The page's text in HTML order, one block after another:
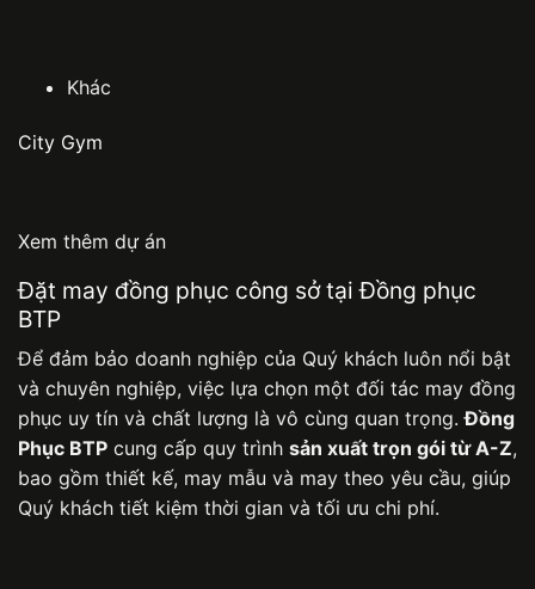
Khác
City Gym
Xem thêm dự án
Đặt may đồng phục công sở tại Đồng phục
BTP
Để đảm bảo doanh nghiệp của Quý khách luôn nổi bật
và chuyên nghiệp, việc lựa chọn một đối tác may đồng
phục uy tín và chất lượng là vô cùng quan trọng.Đồng
Phục BTP cung cấp quy trình sản xuất trọn gói từ A-Z,
bao gồm thiết kế, may mẫu và may theo yêu cầu, giúp
Quý khách tiết kiệm thời gian và tối ưu chi phí.